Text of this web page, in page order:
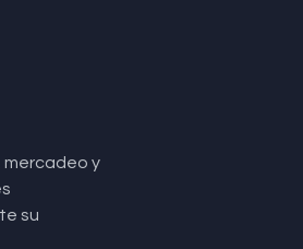
mercadeo y
su